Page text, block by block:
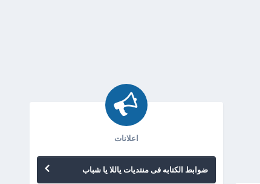
اعلانات
ضوابط الكتابه فى منتديات ياللا يا شباب